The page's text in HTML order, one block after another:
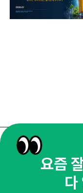
매주 화요일 아침,
마케팅 감각을 깨
65,043명의 마케터를 성장
요즘
다